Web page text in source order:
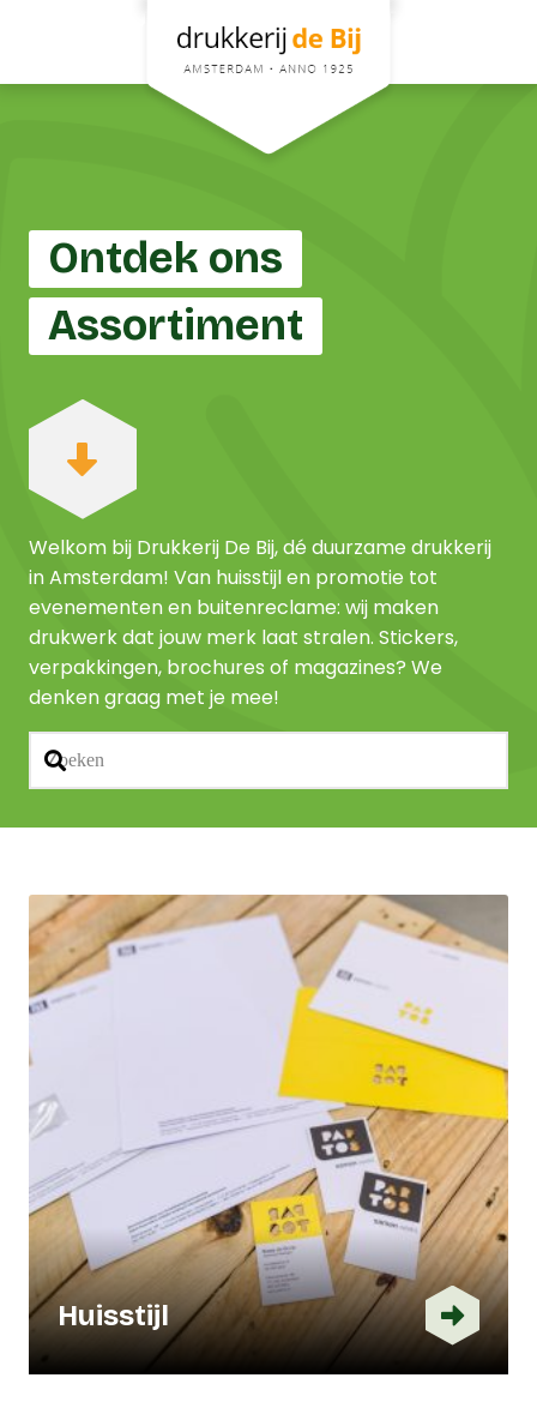
Ontdek ons
Assortiment
Welkom bij Drukkerij De Bij, dé duurzame drukkerij
in Amsterdam! Van huisstijl en promotie tot
evenementen en buitenreclame: wij maken
drukwerk dat jouw merk laat stralen. Stickers,
verpakkingen, brochures of magazines? We
denken graag met je mee!
Huisstijl